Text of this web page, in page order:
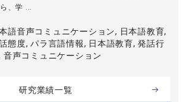
、学 ...
語音声コミュニケーション, 日本語教育,
態度, パラ言語情報, 日本語教育, 発話行
音声コミュニケーション
研究業績一覧